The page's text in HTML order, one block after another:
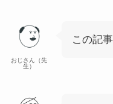
おじさん（先
生）
この記